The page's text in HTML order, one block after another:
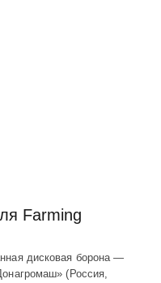
Farming
дисковая борона —
(Россия,